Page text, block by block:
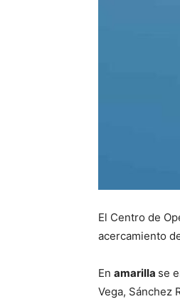
El Centro de
acercamiento
En amarilla se
Vega, Sánchez